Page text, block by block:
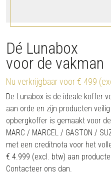
Dé Lunabox
voor de vakman
Nu verkrijgbaar voor € 499
De Lunabox is de ideale koffer
aan orde en zijn producten
opbergkoffer is gemaakt voor
MARC / MARCEL / GASTON /
met een creditnota voor het
€ 4.999 (excl. btw) aan
Contacteer ons dan.